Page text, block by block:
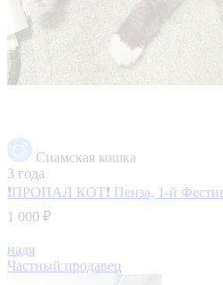
Сиамская кошка
3 года
❗ПРОПАЛ КОТ❗ Пенза, 1-й
1 000 ₽
надя
Частный продавец